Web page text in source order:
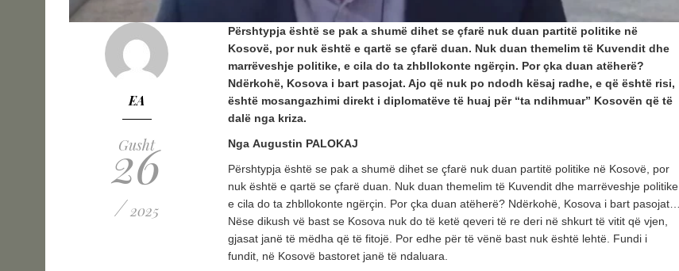
EA
Gusht
26
/ 2025
Përshtypja është se pak a shumë dihet se çfarë nuk duan partitë politike në
Kosovë, por nuk është e qartë se çfarë duan. Nuk duan themelim të Kuvendit dhe
marrëveshje politike, e cila do ta zhbllokonte ngërçin. Por çka duan atëherë?
Ndërkohë, Kosova i bart pasojat. Ajo që nuk po ndodh kësaj radhe, e që është risi,
është mosangazhimi direkt i diplomatëve të huaj për “ta ndihmuar” Kosovën që të
dalë nga kriza.
Nga Augustin PALOKAJ
Përshtypja është se pak a shumë dihet se çfarë nuk duan partitë politike në Kosovë, por
nuk është e qartë se çfarë duan. Nuk duan themelim të Kuvendit dhe marrëveshje politike
e cila do ta zhbllokonte ngërçin. Por çka duan atëherë? Ndërkohë, Kosova i bart pasojat…
Nëse dikush vë bast se Kosova nuk do të ketë qeveri të re deri në shkurt të vitit që vjen,
gjasat janë të mëdha që të fitojë. Por edhe për të vënë bast nuk është lehtë. Fundi i
fundit, në Kosovë bastoret janë të ndaluara.